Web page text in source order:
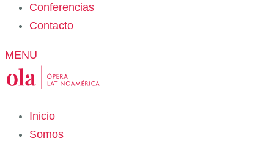
Conferencias
Contacto
MENU
Inicio
Somos